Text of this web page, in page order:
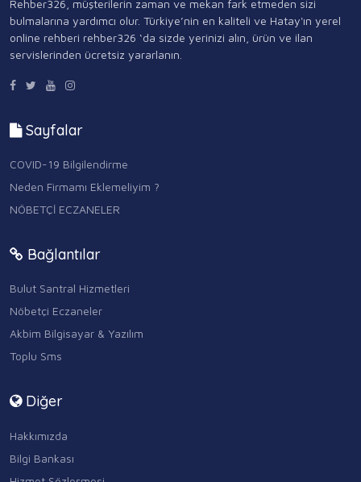
Rehber326, müşterilerin zaman ve mekan fark etmeden sizi
bulmalarına yardımcı olur. Türkiye’nin en kaliteli ve Hatay'ın yerel
online rehberi rehber326 ‘da sizde yerinizi alın, ürün ve ilan
servislerinden ücretsiz yararlanın.
Sayfalar
COVID-19 Bilgilendirme
Neden Firmamı Eklemeliyim ?
NÖBETÇİ ECZANELER
Bağlantılar
Bulut Santral Hizmetleri
Nöbetçi Eczaneler
Akbim Bilgisayar & Yazılım
Toplu Sms
Diğer
Hakkımızda
Bilgi Bankası